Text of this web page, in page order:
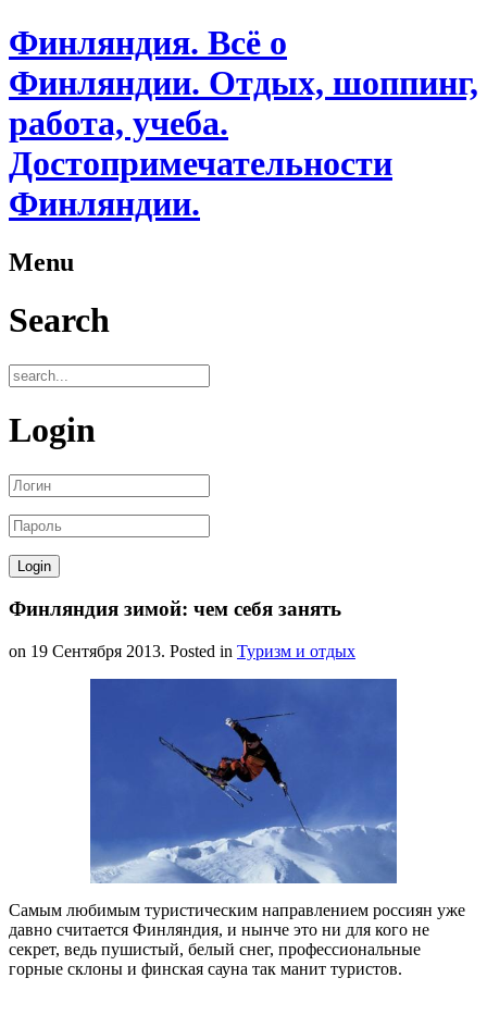
Финляндия. Всё о
Финляндии. Отдых, шоппинг,
работа, учеба.
Достопримечательности
Финляндии.
Menu
Search
Login
Финляндия зимой: чем себя занять
on 19 Сентября 2013. Posted in Туризм и отдых
Самым любимым туристическим направлением россиян уже
давно считается Финляндия, и нынче это ни для кого не
секрет, ведь пушистый, белый снег, профессиональные
горные склоны и финская сауна так манит туристов.